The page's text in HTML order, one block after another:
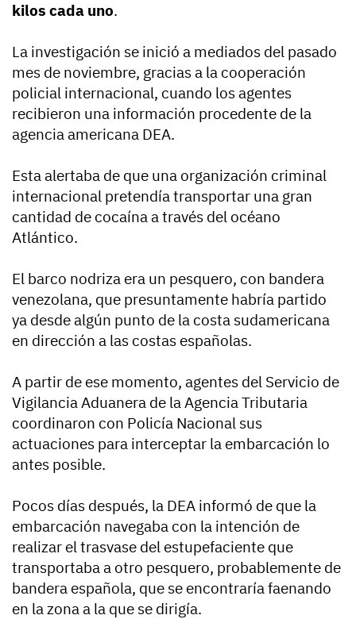
kilos cada uno.
La investigación se inició a mediados del pasado
mes de noviembre, gracias a la cooperación
policial internacional, cuando los agentes
recibieron una información procedente de la
agencia americana DEA.
Esta alertaba de que una organización criminal
internacional pretendía transportar una gran
cantidad de cocaína a través del océano
Atlántico.
El barco nodriza era un pesquero, con bandera
venezolana, que presuntamente habría partido
ya desde algún punto de la costa sudamericana
en dirección a las costas españolas.
A partir de ese momento, agentes del Servicio de
Vigilancia Aduanera de la Agencia Tributaria
coordinaron con Policía Nacional sus
actuaciones para interceptar la embarcación lo
antes posible.
Pocos días después, la DEA informó de que la
embarcación navegaba con la intención de
realizar el trasvase del estupefaciente que
transportaba a otro pesquero, probablemente de
bandera española, que se encontraría faenando
en la zona a la que se dirigía.